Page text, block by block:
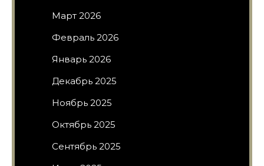
Март 2026
Февраль 2026
Январь 2026
Декабрь 2025
Ноябрь 2025
Октябрь 2025
Сентябрь 2025